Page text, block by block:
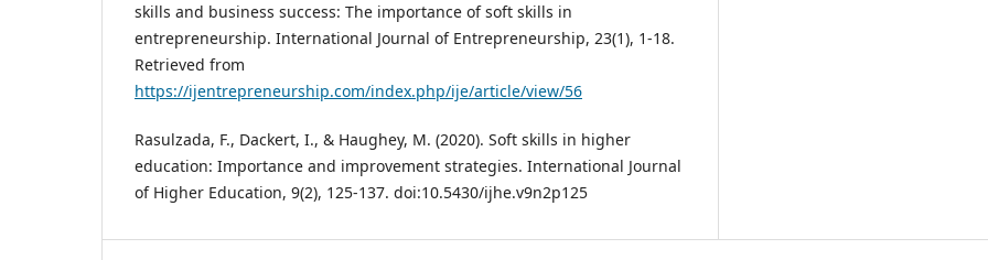
skills and business success: The importance of soft skills in
entrepreneurship. International Journal of Entrepreneurship, 23(1), 1-18.
Retrieved from
https://ijentrepreneurship.com/index.php/ije/article/view/56
Rasulzada, F., Dackert, I., & Haughey, M. (2020). Soft skills in higher
education: Importance and improvement strategies. International Journal
of Higher Education, 9(2), 125-137. doi:10.5430/ijhe.v9n2p125